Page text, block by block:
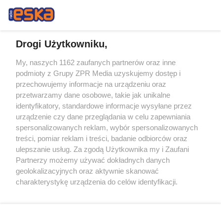
Żaden utwór zamieszczony w serwisie nie może być powielany i
rozpowszechniany lub dalej rozpowszechniany w jakikolwiek sposób (w
tym także elektroniczny lub mechaniczny) na jakimkolwiek polu
eksploatacji w jakiejkolwiek formie, włącznie z umieszczaniem w
Internecie bez pisemnej zgody właściciela praw. Jakiekolwiek użycie lub
wykorzystanie utworów w całości lub w części z naruszeniem prawa,
tzn. bez właściwej zgody, jest zabronione pod groźbą kary i może być
ścigane prawnie.
Drogi Użytkowniku,
My, naszych 1162 zaufanych partnerów oraz inne
podmioty z Grupy ZPR Media uzyskujemy dostęp i
przechowujemy informacje na urządzeniu oraz
przetwarzamy dane osobowe, takie jak unikalne
identyfikatory, standardowe informacje wysyłane przez
urządzenie czy dane przeglądania w celu zapewniania
spersonalizowanych reklam, wybór spersonalizowanych
treści, pomiar reklam i treści, badanie odbiorców oraz
ulepszanie usług. Za zgodą Użytkownika my i Zaufani
Partnerzy możemy używać dokładnych danych
geolokalizacyjnych oraz aktywnie skanować
charakterystykę urządzenia do celów identyfikacji.